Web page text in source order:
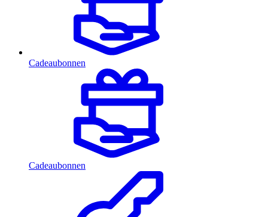
Cadeaubonnen
Cadeaubonnen